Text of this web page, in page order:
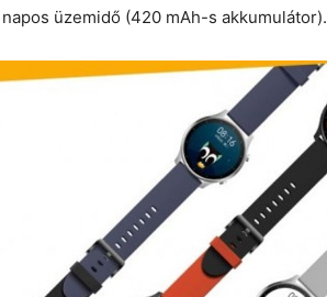
üzemidő (420 mAh-s akkumulátor).